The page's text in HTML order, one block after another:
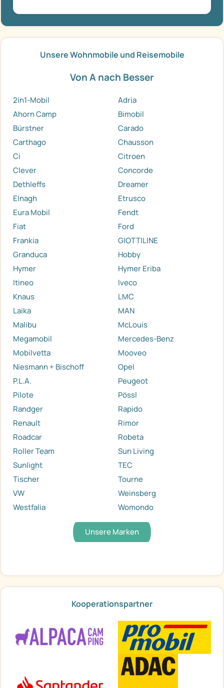
Unsere Wohnmobile und Reisemobile
Von A nach Besser
2in1-Mobil
Adria
Ahorn Camp
Bimobil
Bürstner
Carado
Carthago
Chausson
Ci
Citroen
Clever
Concorde
Dethleffs
Dreamer
Elnagh
Etrusco
Eura Mobil
Fendt
Fiat
Ford
Frankia
GIOTTILINE
Granduca
Hobby
Hymer
Hymer Eriba
Itineo
Iveco
Knaus
LMC
Laika
MAN
Malibu
McLouis
Megamobil
Mercedes-Benz
Mobilvetta
Mooveo
Niesmann + Bischoff
Opel
P.L.A.
Peugeot
Pilote
Pössl
Randger
Rapido
Renault
Rimor
Roadcar
Robeta
Roller Team
Sun Living
Sunlight
TEC
Tischer
Tourne
VW
Weinsberg
Westfalia
Womondo
Unsere Marken
Kooperationspartner